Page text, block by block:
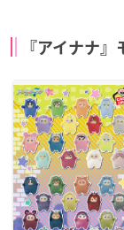
『アイナナ